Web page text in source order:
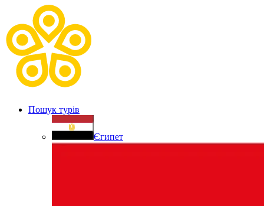
Пошук турів
Єгипет